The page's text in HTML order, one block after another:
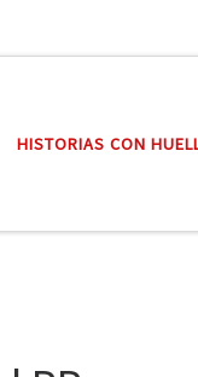
HISTORIAS CON